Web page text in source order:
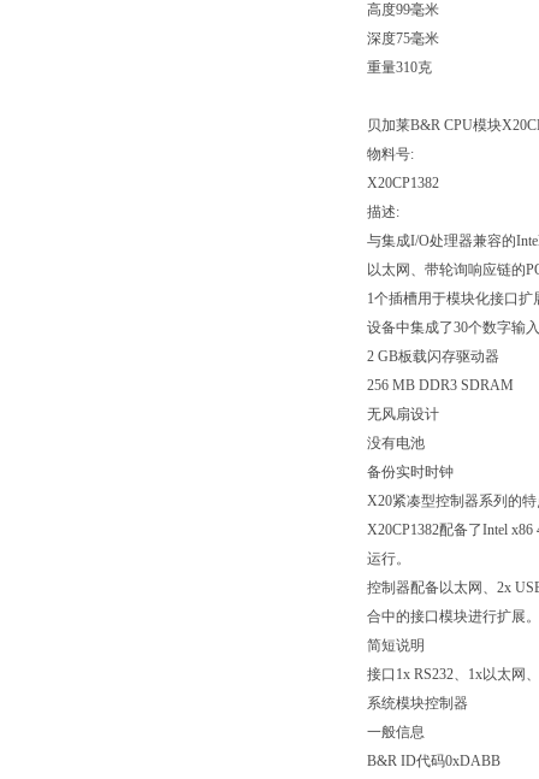
高度99毫米
深度75毫米
重量310克
贝加莱B&R CPU模块
物料号:
X20CP1382
描述:
与集成I/O处理器兼容的
以太网、带轮询响应链的
1个插槽用于模块化接口扩
设备中集成了30个数字输
2 GB板载闪存驱动器
256 MB DDR3 SDRAM
无风扇设计
没有电池
备份实时时钟
X20紧凑型控制器系列的
X20CP1382配备了Intel
运行。
控制器配备以太网、2x
合中的接口模块进行扩展。
简短说明
接口1x RS232、1x以太网
系统模块控制器
一般信息
B&R ID代码0xDABB